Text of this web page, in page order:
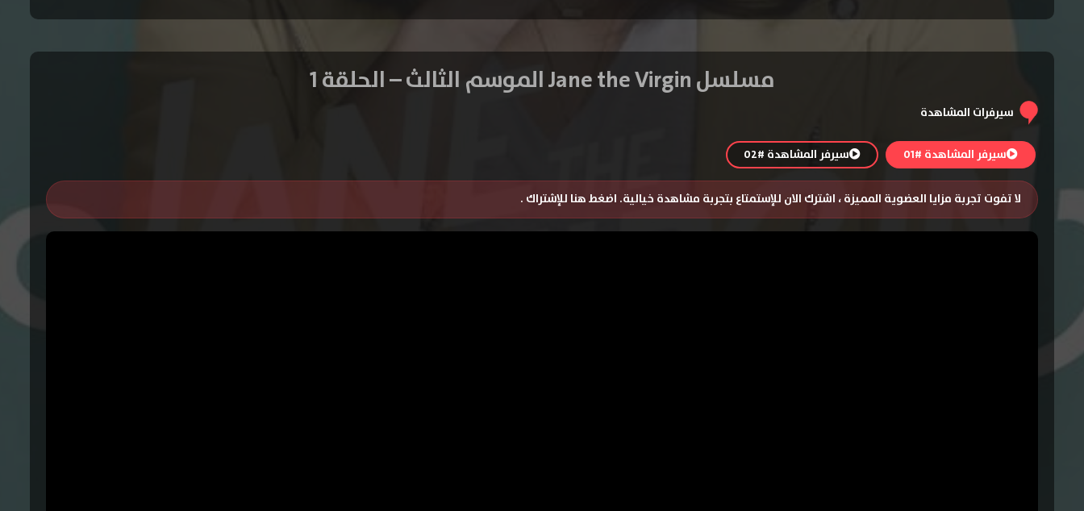
مسلسل Jane the Virgin الموسم الثالث – الحلقة 1
سيرفرات المشاهدة
سيرفر المشاهدة #01 سيرفر المشاهدة #02
لا تفوت تجربة مزايا العضوية المميزة ، اشترك الان للإستمتاع بتجربة مشاهدة خيالية. اضغط هنا للإشتراك .